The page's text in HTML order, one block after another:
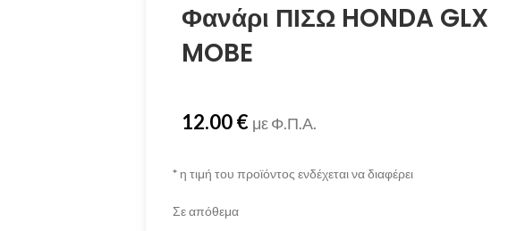
Φανάρι ΠΙΣΩ HONDA GLX
MOBE
12.00€ με Φ.Π.Α.
*η τιμή του προϊόντος ενδέχεται να διαφέρει
Σε απόθεμα